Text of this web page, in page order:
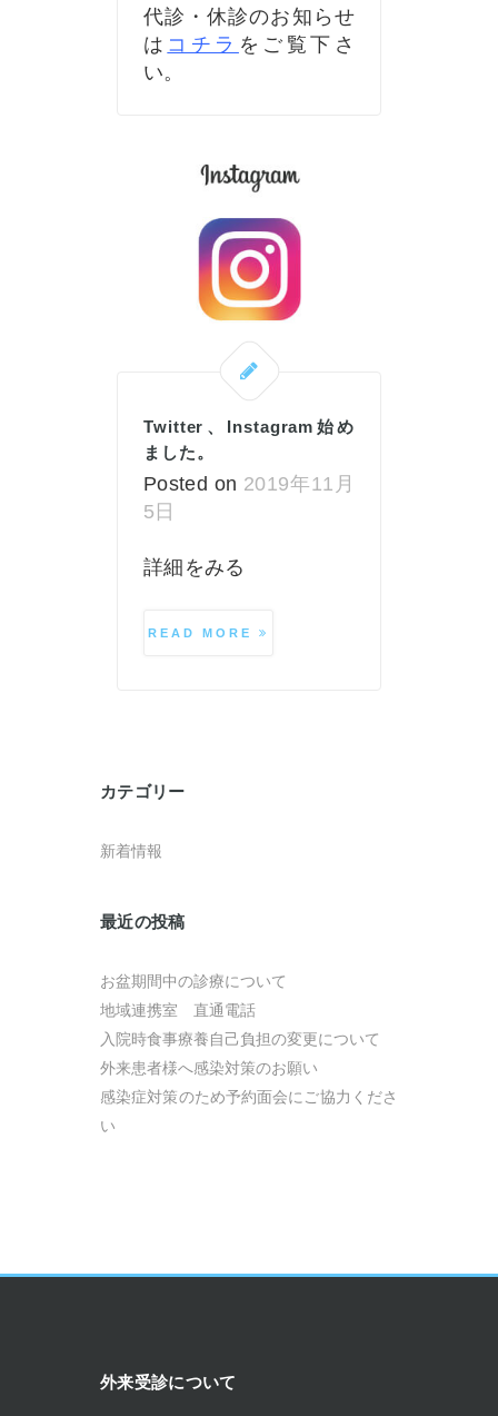
代診・休診のお知らせ
は コチラ をご覧下さ
い。
Twitter、Instagram始め
ました。
Posted on 2019年11月
5日
詳細をみる
READ MORE
カテゴリー
新着情報
最近の投稿
お盆期間中の診療について
地域連携室 直通電話
入院時食事療養自己負担の変更について
外来患者様へ感染対策のお願い
感染症対策のため予約面会にご協力くださ
い
外来受診について